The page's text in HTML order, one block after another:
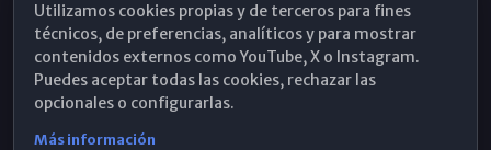
Hemeroteca
WhatsApp
Utilizamos cookies propias y de terceros para fines
técnicos, de preferencias, analíticos y para mostrar
contenidos externos como YouTube, X o Instagram.
Puedes aceptar todas las cookies, rechazar las
opcionales o configurarlas.
Más información